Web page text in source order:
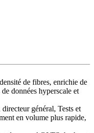
de fibres, enrichie de
données hyperscale et
général, Tests et
en volume plus rapide,